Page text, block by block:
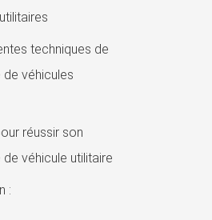
techniques de
de véhicules
réussir son
de véhicule utilitaire
: